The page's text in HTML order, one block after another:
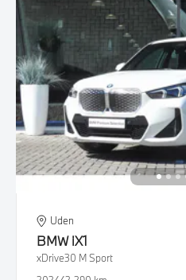
Uden
BMW iX1
xDrive30 M Sport